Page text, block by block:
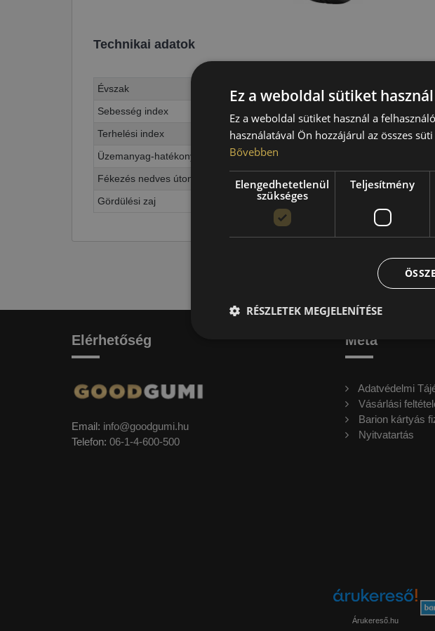
Technikai adatok
Évszak
Téli
Sebesség index
Terhelési index
99=775kg
Üzemanyag-hatékonyság
Fékezés nedves úton
Gördülési zaj
Elérhetőség
Email: info@goodgumi.hu
Telefon: 06-1-4-600-500
Meta
Adatvédelmi
Vásárlási
Barion kártyás
Nyitvatartás
Árukereső.hu
Ez a weboldal sütiket használ
Ez a weboldal sütiket használ a
használatával Ön hozzájárul az összes
Bővebben
Elengedhetetlenül
szükséges
Teljesítmény
RÉSZLETEK MEGJELENÍTÉSE